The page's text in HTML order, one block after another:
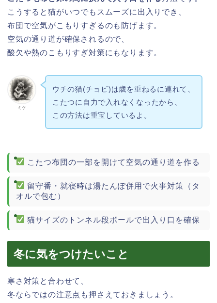
こうすると猫がいつでもスムーズに出入りでき、
布団で空気がこもりすぎるのも防げます。
空気の通り道が確保されるので、
酸欠や熱のこもりすぎ対策にもなります。
ミケ
ウチの猫(チョビ)は歳を重ねるに連れて、
こたつに自力で入れなくなったから、
この方法は重宝しているよ。
こたつ布団の一部を開けて空気の通り道を作る
留守番・就寝時は湯たんぽ併用で火事対策（タ
オルで包む）
猫サイズのトンネル段ボールで出入り口を確保
冬に気をつけたいこと
寒さ対策と合わせて、
冬ならではの注意点も押さえておきましょう。